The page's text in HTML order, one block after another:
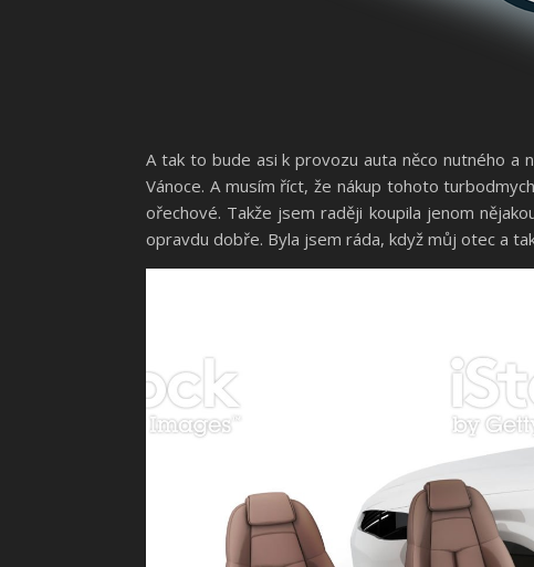
A tak to bude asi k provozu auta něco nutného a
Vánoce. A musím říct, že nákup tohoto
ořechové. Takže jsem raději koupila jenom
opravdu dobře. Byla jsem ráda, když můj otec a